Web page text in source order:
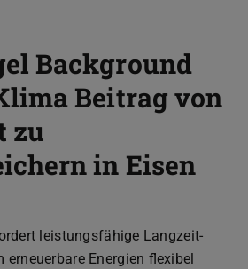
Background
Beitrag von
zu
in Eisen
leistungsfähige Langzeit-
erneuerbare Energien flexibel